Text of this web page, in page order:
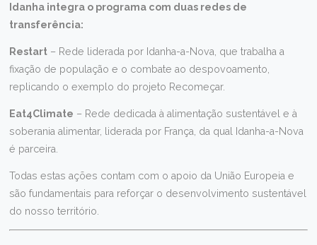
Idanha integra o programa com duas redes de
transferência:
Restart – Rede liderada por Idanha-a-Nova, que trabalha a
fixação de população e o combate ao despovoamento,
replicando o exemplo do projeto Recomeçar.
Eat4Climate – Rede dedicada à alimentação sustentável e à
soberania alimentar, liderada por França, da qual Idanha-a-Nova
é parceira.
Todas estas ações contam com o apoio da União Europeia e
são fundamentais para reforçar o desenvolvimento sustentável
do nosso território.